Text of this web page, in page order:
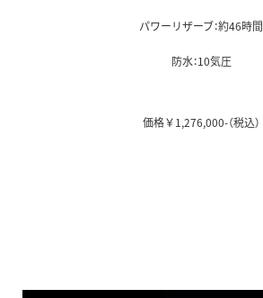
パワーリザーブ：約46時間
防水：10気圧
価格￥1,276,000-（税込）